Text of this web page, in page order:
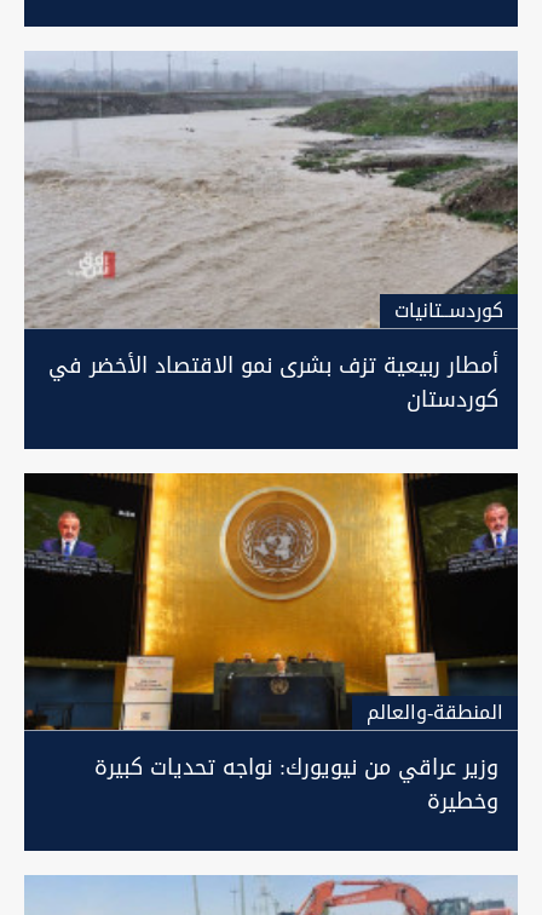
كوردســتانيات
أمطار ربيعية تزف بشرى نمو الاقتصاد الأخضر في
كوردستان
المنطقة-والعالم
وزير عراقي من نيويورك: نواجه تحديات كبيرة
وخطيرة